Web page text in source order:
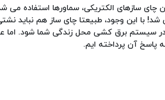
سازهای الکتریکی، سماورها استفاده
با این وجود، طبیعتا چای ساز هم نباید
در سیستم برق کشی محل زندگی شما شود.
پاسخ آن پرداخته ایم.